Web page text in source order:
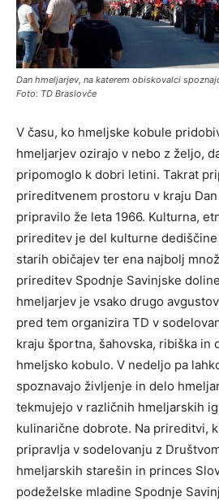
Dan hmeljarjev, na katerem obiskovalci
Foto: TD Braslovče
V času, ko hmeljske kobule
hmeljarjev ozirajo v nebo z željo,
pripomoglo k dobri letini. Takrat
prireditvenem prostoru v kraju
pripravilo že leta 1966. Kulturna,
prireditev je del kulturne
starih običajev ter ena najbolj
prireditev Spodnje Savinjske
hmeljarjev je vsako drugo
pred tem organizira TD v
kraju športna, šahovska, ribiška in
hmeljsko kobulo. V nedeljo pa
spoznavajo življenje in delo
tekmujejo v različnih hmeljarskih
kulinarične dobrote. Na prireditvi,
pripravlja v sodelovanju z
hmeljarskih starešin in princes
podeželske mladine Spodnje